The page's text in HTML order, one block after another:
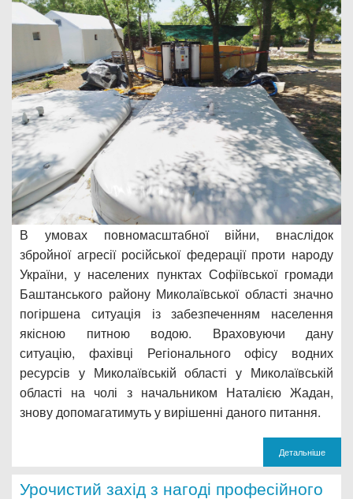
В умовах повномасштабної війни, внаслідок
збройної агресії російської федерації проти народу
України, у населених пунктах Софіївської громади
Баштанського району Миколаївської області значно
погіршена ситуація із забезпеченням населення
якісною питною водою. Враховуючи дану
ситуацію, фахівці Регіонального офісу водних
ресурсів у Миколаївській області у Миколаївській
області на чолі з начальником Наталією Жадан,
знову допомагатимуть у вирішенні даного питання.
Детальніше
Урочистий захід з нагоді професійного